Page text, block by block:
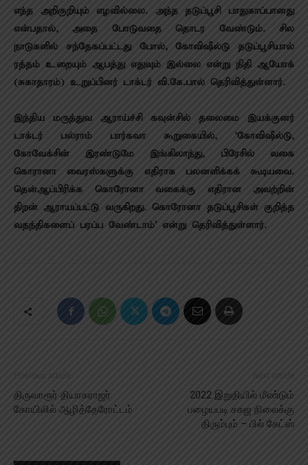
எந்த அறிகுறியும் எழவில்லை. அந்த தடுப்பூசி பாதுகாப்பானது
என்பதால், அதை போடுவதை தொடர வேண்டும். சில
நாடுகளில் சந்தேகப்பட்டது போல், கோவிஷீல்டு தடுப்பூசியால்
ரத்தம் உறையும் ஆபத்து எதுவும் இல்லை என்று நிதி ஆயோக்
(சுகாதாரம்) உறுப்பினர் டாக்டர் வி.கே.பால் தெரிவித்துள்ளார்.
இந்திய மருத்துவ ஆராய்ச்சி கவுன்சில் தலைமை இயக்குனர்
டாக்டர் பல்ராம் பார்கவா கூறுகையில், ‘கோவிஷீல்டு,
கோவேக்சின் இரண்டுமே இங்கிலாந்து, பிரேசில் வகை
கொரானா வைரஸ்களுக்கு எதிராக பலனளிக்கக் கூடியவை.
தென்ஆப்பிரிக்க கொரோனா வகைக்கு எதிரான அவற்றின்
திறன் ஆராயப்பட்டு வருகிறது. கொரோனா தடுப்பூசிகள் குறித்த
வதந்திகளைப் பரப்ப வேண்டாம்’ என்று தெரிவித்துள்ளார்.
Previous article
திருவாரூர் தியாகராஜர்
கோயிலில் ஆழித்தேரோட்டம்
Next article
2022 இறுதியில் மீண்டும்
பழையபடி சகஜ நிலைக்கு
திரும்பும் – பில் கேட்ஸ்